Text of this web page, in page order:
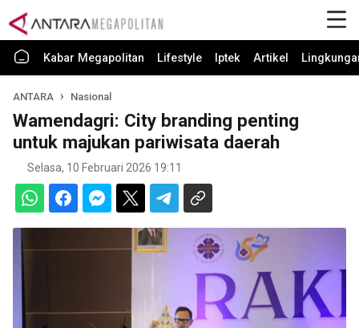
Kabar Megapolitan Lifestyle Iptek Artikel
ANTARA Nasional
Wamendagri: City branding penting
untuk majukan pariwisata daerah
Selasa, 10 Februari 2026 19:11